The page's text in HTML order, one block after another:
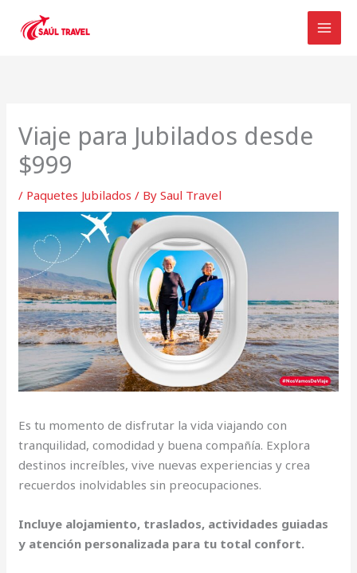
Viaje para Jubilados desde
$999
/ Paquetes Jubilados / BySaul Travel
Es tu momento de disfrutar la vida viajando con
tranquilidad, comodidad y buena compañía. Explora
destinos increíbles, vive nuevas experiencias y crea
recuerdos inolvidables sin preocupaciones.
Incluye alojamiento, traslados, actividades guiadas
y atención personalizada para tu total confort.